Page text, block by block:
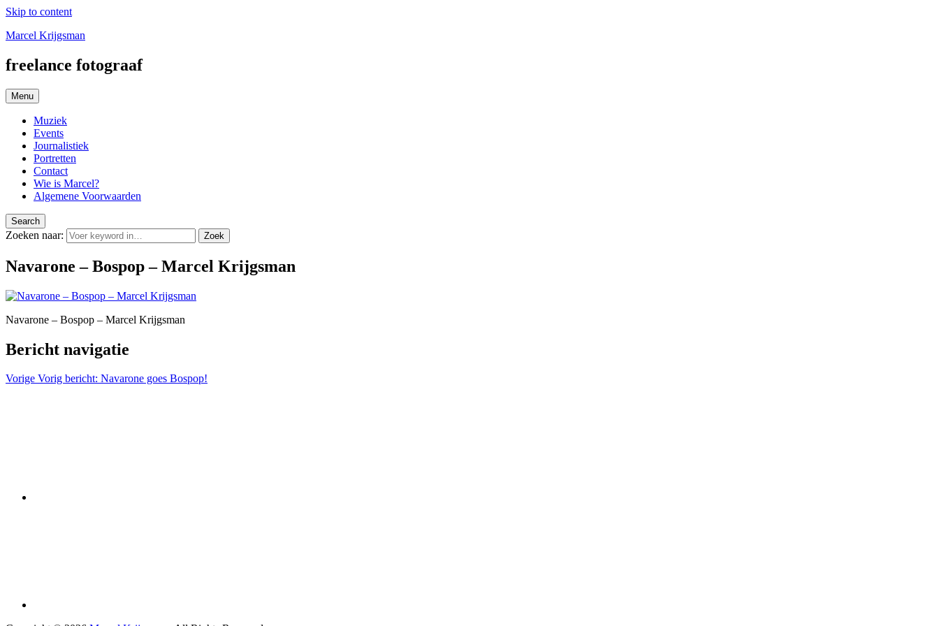
Skip to content
Marcel Krijgsman
freelance fotograaf
Menu
Muziek
Events
Journalistiek
Portretten
Contact
Wie is Marcel?
Algemene Voorwaarden
Search
Zoeken naar: Zoek
Navarone – Bospop – Marcel Krijgsman
Navarone – Bospop – Marcel Krijgsman
Bericht navigatie
Vorige Vorig bericht: Navarone goes Bospop!